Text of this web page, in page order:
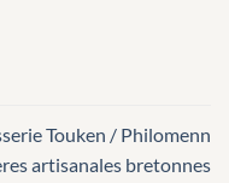
Touken / Philomenn
artisanales bretonnes